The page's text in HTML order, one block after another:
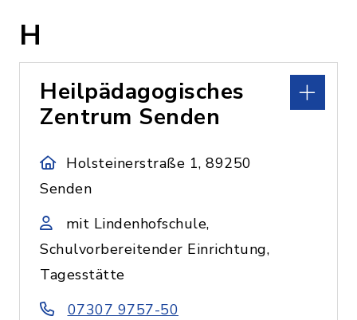
H
Heilpädagogisches
Zentrum Senden
Holsteinerstraße 1, 89250
Senden
mit Lindenhofschule,
Schulvorbereitender Einrichtung,
Tagesstätte
07307 9757-50